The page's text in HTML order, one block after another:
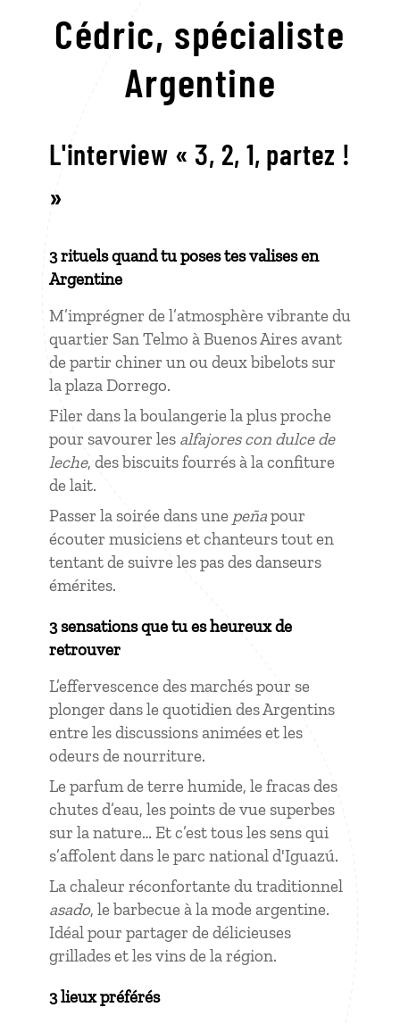
Cédric, spécialiste
Argentine
L'interview « 3, 2, 1, partez !
»
3 rituels quand tu poses tes valises en
Argentine
M’imprégner de l’atmosphère vibrante du
quartier San Telmo à Buenos Aires avant
de partir chiner un ou deux bibelots sur
la plaza Dorrego.
Filer dans la boulangerie la plus proche
pour savourer les alfajores con dulce de
leche, des biscuits fourrés à la confiture
de lait.
Passer la soirée dans une peñapour
écouter musiciens et chanteurs tout en
tentant de suivre les pas des danseurs
émérites.
3 sensations que tu es heureux de
retrouver
L’effervescence des marchés pour se
plonger dans le quotidien des Argentins
entre les discussions animées et les
odeurs de nourriture.
Le parfum de terre humide, le fracas des
chutes d’eau, les points de vue superbes
sur la nature… Et c’est tous les sens qui
s’affolent dans le parc national d'Iguazú.
La chaleur réconfortante du traditionnel
asado, le barbecue à la mode argentine.
Idéal pour partager de délicieuses
grillades et les vins de la région.
3 lieux préférés